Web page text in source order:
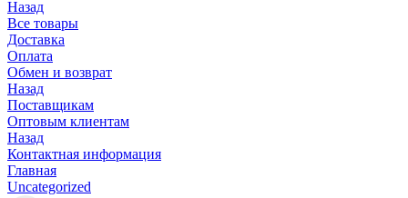
Назад
Все товары
Доставка
Оплата
Обмен и возврат
Назад
Поставщикам
Оптовым клиентам
Назад
Контактная информация
Главная
Uncategorized